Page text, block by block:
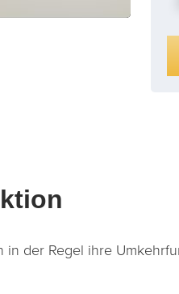
der Regel ihre